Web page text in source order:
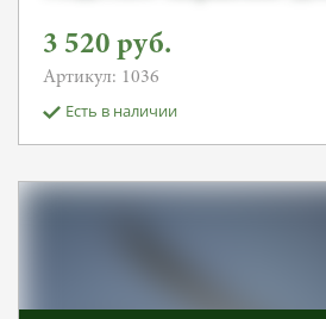
3 520 руб.
Артикул: 1036
Есть в наличии